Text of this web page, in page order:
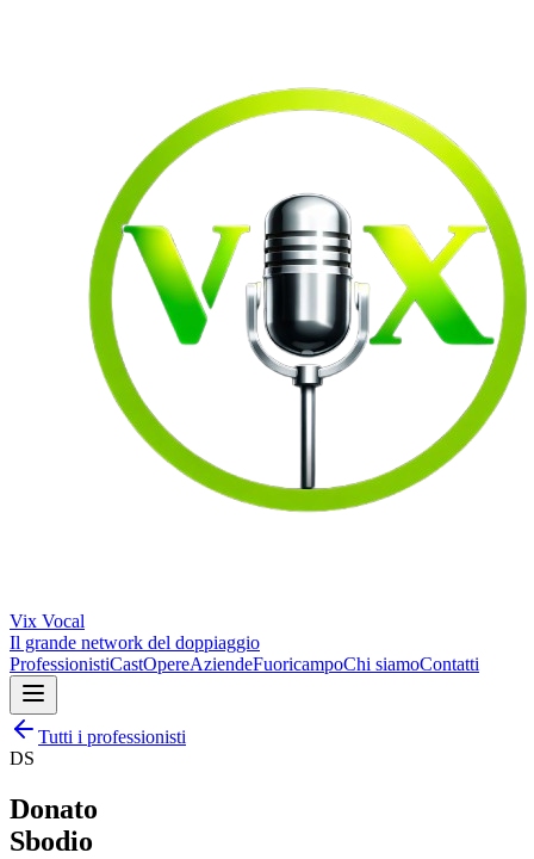
Vix Vocal
Il grande network del doppiaggio
ProfessionistiCastOpereAziendeFuoricampoChi siamoContatti
Tutti i professionisti
DS
Donato
Sbodio